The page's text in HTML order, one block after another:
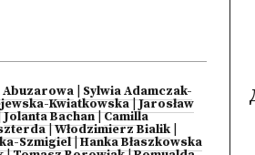
Sylwia Adamczak-
Kwiatkowska|Jarosław
Jolanta Bachan|Camilla
|Włodzimierz Bialik
Szmigiel|Hanka Błaszkowska